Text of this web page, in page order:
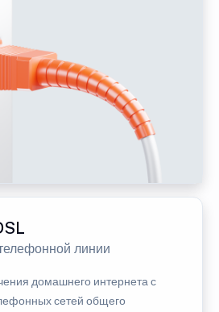
линии
домашнего интернета с
сетей общего